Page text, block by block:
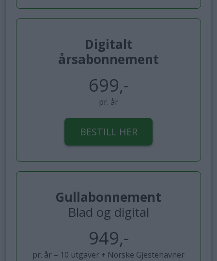
Digitalt
årsabonnement
699,-
pr. år
BESTILL HER
Gullabonnement
Blad og digital
949,-
pr. år – 10 utgaver + Norske Gjestehavner